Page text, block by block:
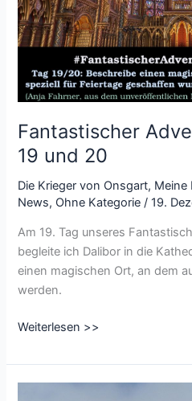
Fantastischer
19 und 20
Die Krieger von Onsgart, Meine
News, Ohne Kategorie /19.
Am 19. Tag unseres
begleite ich Dalibor in die
einen magischen Ort, an dem
werden.
Fantastischer
Tag
19
Weiterlesen >>